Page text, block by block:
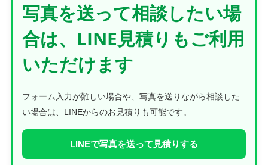
写真を送って相談したい場
合は、LINE見積りもご利用
いただけます
フォーム入力が難しい場合や、写真を送りながら相談した
い場合は、LINEからのお見積りも可能です。
LINEで写真を送って見積りする